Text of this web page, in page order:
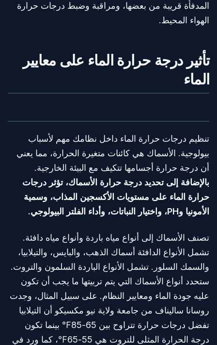
المدفأة قريبة من بعضها، ومراقبة وضبط درجات حرارة
الهواء المحيط.
تأثير درجة حرارة الماء على معايير
الماء
تنظيم درجات حرارة الماء داخل نظامك مهم لأسباب
بيولوجية. الأسماك هي كائنات متغيرة الحرارة، مما يعني
أن درجة حرارة أجسامها تتكيف مع البيئة الخارجية.
بالإضافة إلى تحديد درجة حرارة الأسماك، تؤثر درجات
حرارة الماء على مستويات الأكسجين المذاب، وسمية
الأمونيا وPH، واختيار النباتات، وأداء الفلتر البيولوجي.
تصنف الأسماك إلى أنواع مياه باردة وأنواع مياه دافئة.
تشمل الأنواع الدافئة أسماك الذهب، والبايس، والتيلابيا،
والسمك السلور. تشمل الأنواع الباردة السلمون والتروت.
ستحدد أنواع الأسماك التي يتم تربيتها ما يجب أن تكون
عليه جودة الماء ومعايير النظام. على سبيل المثال، وجدت
روسانا ساليناف من جامعة ولاية نيو مكسيكو أن التيلابيا
تفضل درجات حرارة تتراوح بين 65-85℉ بينما تكون
درجة الحرارة المثلى للتروت هي 55-65℉، كما ورد في